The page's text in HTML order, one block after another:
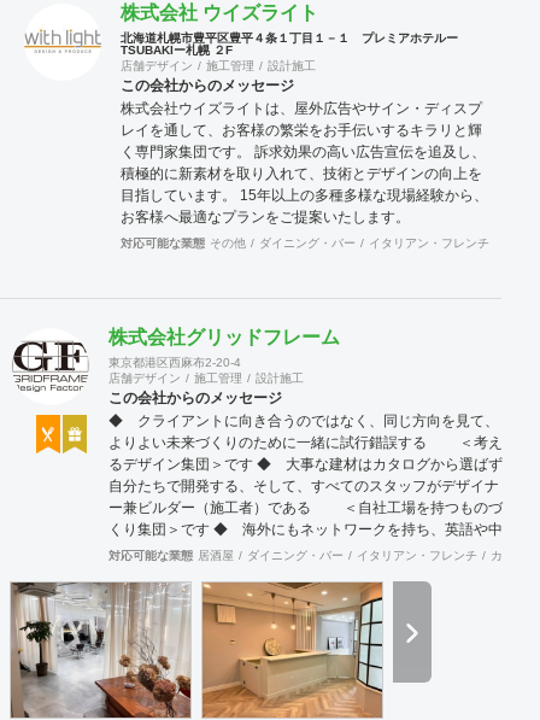
株式会社 ウイズライト
北海道札幌市豊平区豊平４条１丁目１－１ プレミアホテルー
TSUBAKIー札幌 ２F
店舗デザイン
施工管理 設計施工
この会社からのメッセージ
株式会社ウイズライトは、屋外広告やサイン・ディスプ
レイを通して、お客様の繁栄をお手伝いするキラリと輝
く専門家集団です。 訴求効果の高い広告宣伝を追及し、
積極的に新素材を取り入れて、技術とデザインの向上を
目指しています。 15年以上の多種多様な現場経験から、
お客様へ最適なプランをご提案いたします。
対応可能な業態 その他 ダイニング・バー イタリアン・フレンチ
株式会社グリッドフレーム
東京都港区西麻布2-20-4
店舗デザイン
施工管理 設計施工
この会社からのメッセージ
◆ クライアントに向き合うのではなく、同じ方向を見て、
よりよい未来づくりのために一緒に試行錯誤する ＜考え
るデザイン集団＞です ◆ 大事な建材はカタログから選ばず
自分たちで開発する、そして、すべてのスタッフがデザイナ
ー兼ビルダー（施工者）である ＜自社工場を持つものづ
くり集団＞です ◆ 海外にもネットワークを持ち、英語や中
国語に堪能なスタッフたちが、海外から国内への出店をスム
工案件、設計＋造作物の案件、施工案件、造作物制作など、
多様な請負形態が可能です。工場では金属を中心にさまざま
な素材を用いた制作が可能で、例えば通常デザイン性とは無
縁な特定防火設備（鉄扉）などにも高いデザイン性を施すこ
とも可能です。 GRIDFRAME とりかえのきかない空間
https://gridframe.co.jp/ Synes(シネス) 霧のようなやわらか
対応可能な業態 居酒屋 ダイニング・バー イタリアン・フレンチ カフェ